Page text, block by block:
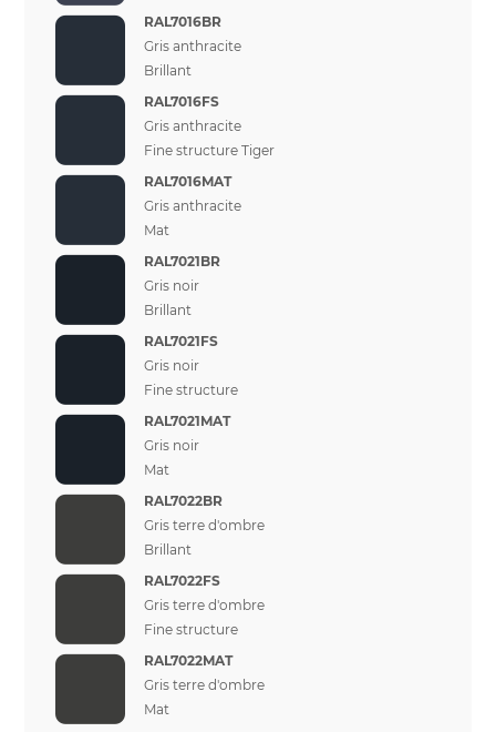
RAL7016BR
Gris anthracite
Brillant
RAL7016FS
Gris anthracite
Fine structure Tiger
RAL7016MAT
Gris anthracite
Mat
RAL7021BR
Gris noir
Brillant
RAL7021FS
Gris noir
Fine structure
RAL7021MAT
Gris noir
Mat
RAL7022BR
Gris terre d'ombre
Brillant
RAL7022FS
Gris terre d'ombre
Fine structure
RAL7022MAT
Gris terre d'ombre
Mat